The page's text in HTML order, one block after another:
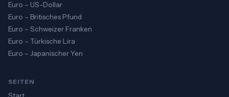
Euro – US-Dollar
Euro – Britisches Pfund
Euro – Schweizer Franken
Euro – Türkische Lira
Euro – Japanischer Yen
SEITEN